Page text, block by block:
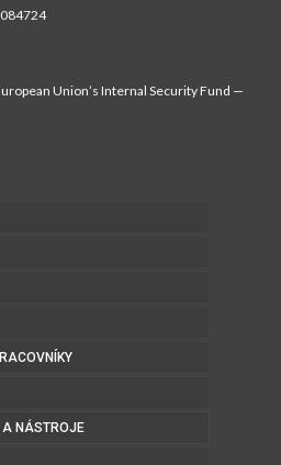
Union’s Internal Security Fund —
A NÁSTROJE